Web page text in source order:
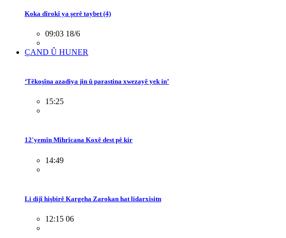
Koka dîrokî ya şerê taybet (4)
09:03 18/6
ÇAND Û HUNER
‘Têkoşîna azadiya jin û parastina xwezayê yek in’
15:25
12'yemîn Mîhrîcana Koxê dest pê kir
14:49
Li dijî hişbirê Kargeha Zarokan hat lidarxisitn
12:15 06